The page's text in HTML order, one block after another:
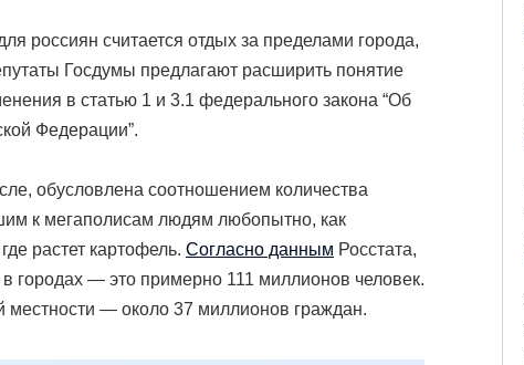
россиян считается отдых за пределами города,
Госдумы предлагают расширить понятие
в статью 1 и 3.1 федерального закона “Об
Федерации”.
обусловлена соотношением количества
к мегаполисам людям любопытно, как
растет картофель. Согласно данным Росстата,
городах — это примерно 111 миллионов человек.
местности — около 37 миллионов граждан.